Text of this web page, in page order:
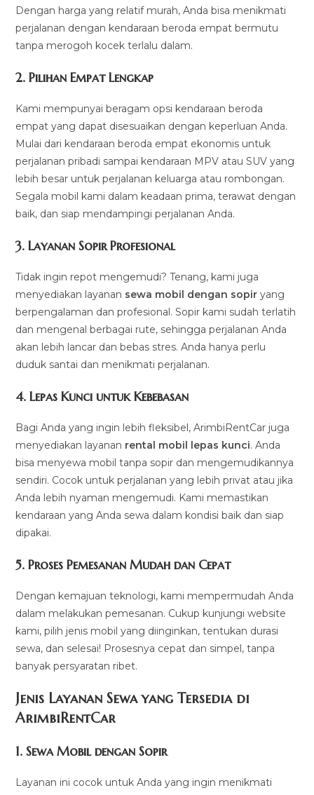
Dengan harga yang relatif murah, Anda bisa menikmati
perjalanan dengan kendaraan beroda empat bermutu
tanpa merogoh kocek terlalu dalam.
2. Pilihan Empat Lengkap
Kami mempunyai beragam opsi kendaraan beroda
empat yang dapat disesuaikan dengan keperluan Anda.
Mulai dari kendaraan beroda empat ekonomis untuk
perjalanan pribadi sampai kendaraan MPV atau SUV yang
lebih besar untuk perjalanan keluarga atau rombongan.
Segala mobil kami dalam keadaan prima, terawat dengan
baik, dan siap mendampingi perjalanan Anda.
3.Layanan Sopir Profesional
Tidak ingin repot mengemudi? Tenang, kami juga
menyediakan layanan sewa mobil dengan sopir yang
berpengalaman dan profesional. Sopir kami sudah terlatih
dan mengenal berbagai rute, sehingga perjalanan Anda
akan lebih lancar dan bebas stres. Anda hanya perlu
duduk santai dan menikmati perjalanan.
4.Lepas Kunci untuk Kebebasan
Bagi Anda yang ingin lebih fleksibel, ArimbiRentCar juga
menyediakan layanan rental mobil lepas kunci. Anda
bisa menyewa mobil tanpa sopir dan mengemudikannya
sendiri. Cocok untuk perjalanan yang lebih privat atau jika
Anda lebih nyaman mengemudi. Kami memastikan
kendaraan yang Anda sewa dalam kondisi baik dan siap
dipakai.
5.Proses Pemesanan Mudah dan Cepat
Dengan kemajuan teknologi, kami mempermudah Anda
dalam melakukan pemesanan. Cukup kunjungi website
kami, pilih jenis mobil yang diinginkan, tentukan durasi
sewa, dan selesai! Prosesnya cepat dan simpel, tanpa
banyak persyaratan ribet.
Jenis Layanan Sewa yang Tersedia di
ArimbiRentCar
1.Sewa Mobil dengan Sopir
Layanan ini cocok untuk Anda yang ingin menikmati